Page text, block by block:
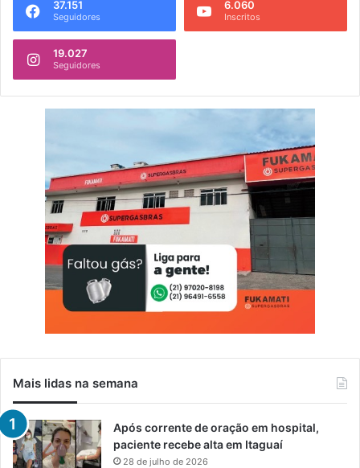
37.151
Seguidores
6.060
Inscritos
19.027
Seguidores
Mais lidas na semana
Após corrente de oração em hospital,
paciente recebe alta em Itaguaí
28 de julho de 2026